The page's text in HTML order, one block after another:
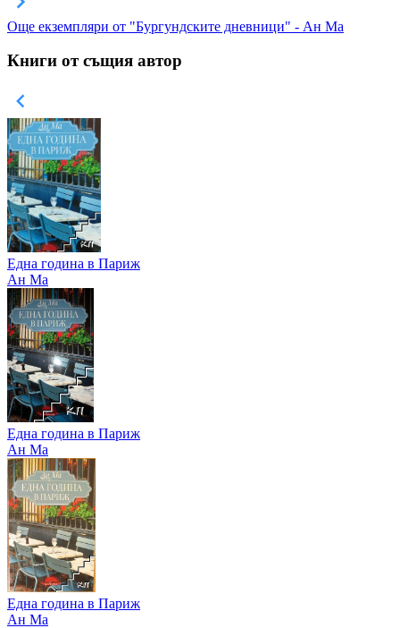
Още екземпляри от "Бургундските дневници" - Ан Ма
Книги от същия автор
Една година в Париж
Ан Ма
Една година в Париж
Ан Ма
Една година в Париж
Ан Ма